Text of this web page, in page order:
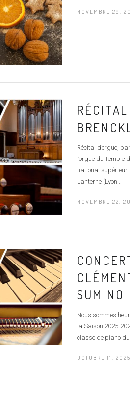
NOVEMBRE 29,
RÉCITAL
Récital d’orgue,
l’orgue du
national supérieur
Lanterne (Lyon...
NOVEMBRE 22,
SUMINO
Nous sommes
la Saison 2025-
classe de piano du
OCTOBRE 11,